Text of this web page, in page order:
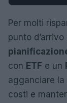
Per molti
punto
con ETF e un
agganciare
costi e